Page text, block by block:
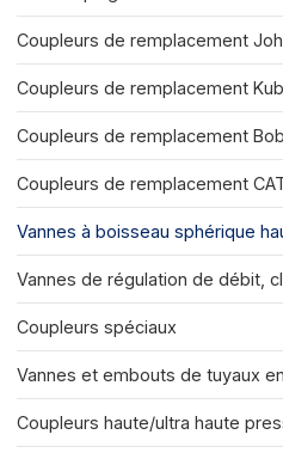
Coupleurs de remplacement
Coupleurs de remplacement
Coupleurs de remplacement
Coupleurs de remplacement
Vannes à boisseau sphérique
Vannes de régulation de débit,
Coupleurs spéciaux
Vannes et embouts de tuyaux
Coupleurs haute/ultra haute